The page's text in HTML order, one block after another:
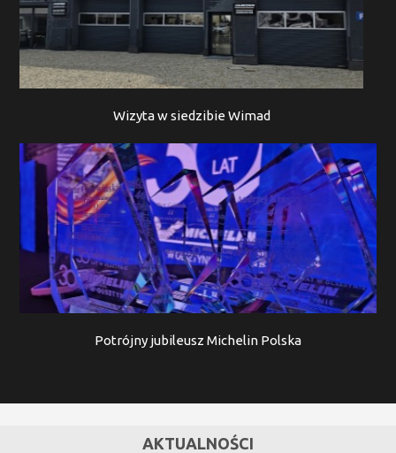
Wizyta w siedzibie Wimad
Potrójny jubileusz Michelin Polska
AKTUALNOŚCI